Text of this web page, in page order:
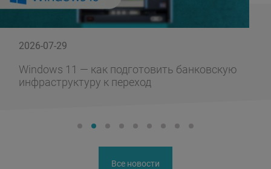
2026-07-29
Windows 11 — как подготовить банковскую
инфраструктуру к переход
Все новости